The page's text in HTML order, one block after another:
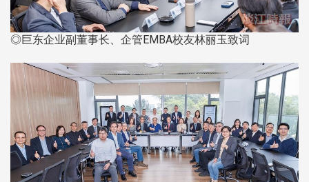
◎巨东企业副董事长、企管EMBA校友林丽玉致词